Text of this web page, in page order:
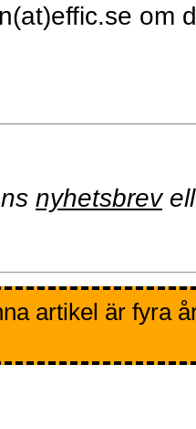
om
nyhetsbrev
artikel är fyra